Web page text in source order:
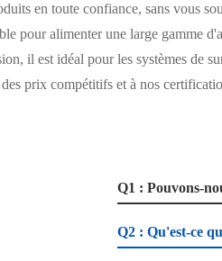
en toute confiance, sans vous
pour alimenter une large gamme
il est idéal pour les systèmes de
prix compétitifs et à nos
Q1 : Pouvons-
Q2 : Qu'est-ce